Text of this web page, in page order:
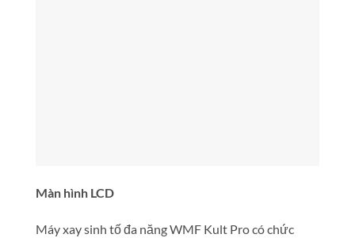
Màn hình LCD
Máy xay sinh tố đa năng WMF Kult Pro có chức